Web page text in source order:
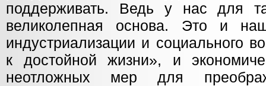
поддерживать. Ведь у нас для
великолепная основа. Это и
индустриализации и социального
к достойной жизни», и
неотложных мер для